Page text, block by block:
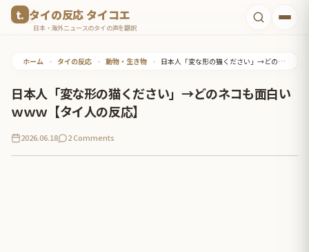
タイの反応 タイコエ
日本・海外ニュースのタイの声を翻訳
ホーム • タイの反応 • 動物・生き物 • 日本人「変な形の猫ください」→どのネコも面白いｗｗｗ【タイ人の反応】
日本人「変な形の猫ください」→どのネコも面白い
ｗｗｗ【タイ人の反応】
2026.06.18 2 Comments